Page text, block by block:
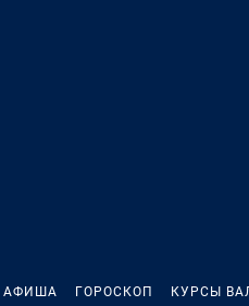
АФИША ГОРОСКОП КУРСЫ